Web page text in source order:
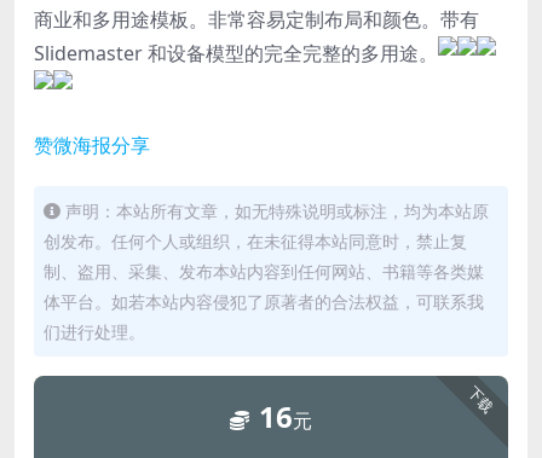
商业和多用途模板。非常容易定制布局和颜色。带有
Slidemaster 和设备模型的完全完整的多用途。
赞微海报分享
声明：本站所有文章，如无特殊说明或标注，均为本站原
创发布。任何个人或组织，在未征得本站同意时，禁止复
制、盗用、采集、发布本站内容到任何网站、书籍等各类媒
体平台。如若本站内容侵犯了原著者的合法权益，可联系我
们进行处理。
下载
16元